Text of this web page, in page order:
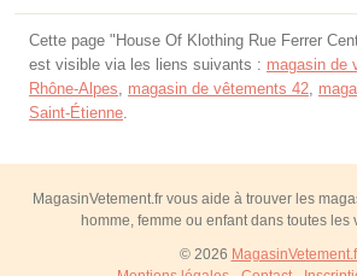
Cette page "House Of Klothing Rue Ferrer
est visible via les liens suivants : magasin de
Rhône-Alpes, magasin de vêtements 42,
Saint-Étienne.
MagasinVetement.fr vous aide à trouver les
homme, femme ou enfant dans toutes les
© 2026